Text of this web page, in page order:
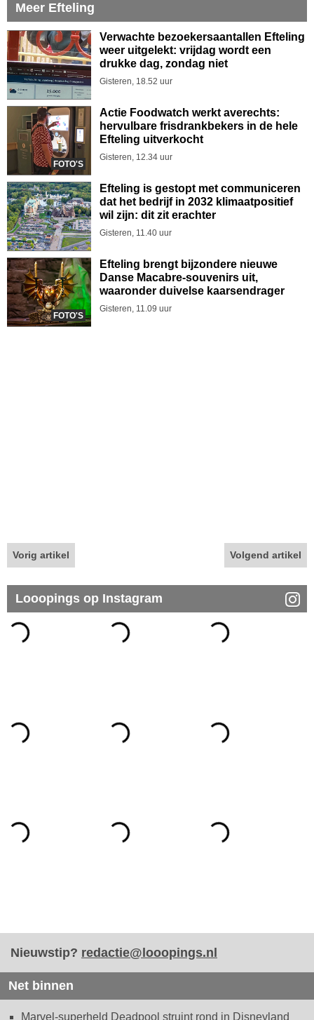
Meer Efteling
Verwachte bezoekersaantallen Efteling
weer uitgelekt: vrijdag wordt een
drukke dag, zondag niet
Gisteren, 18.52 uur
FOTO'S
Actie Foodwatch werkt averechts:
hervulbare frisdrankbekers in de hele
Efteling uitverkocht
Gisteren, 12.34 uur
Efteling is gestopt met communiceren
dat het bedrijf in 2032 klimaatpositief
wil zijn: dit zit erachter
Gisteren, 11.40 uur
FOTO'S
Efteling brengt bijzondere nieuwe
Danse Macabre-souvenirs uit,
waaronder duivelse kaarsendrager
Gisteren, 11.09 uur
Vorig artikel Volgend artikel
Looopings op Instagram
Nieuwstip? redactie@looopings.nl
Net binnen
Marvel-superheld Deadpool struint rond in Disneyland